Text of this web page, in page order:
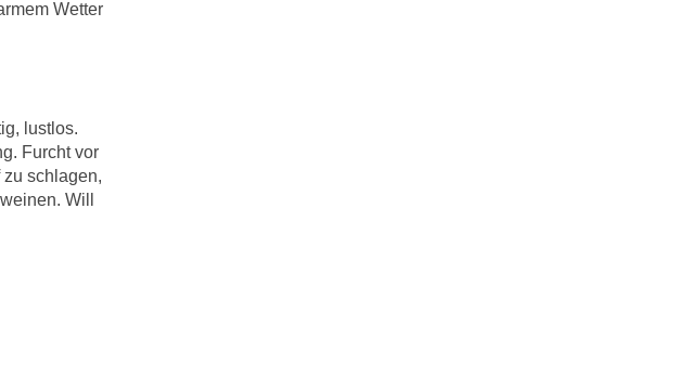
Wetter
lustlos.
Furcht vor
schlagen,
Will